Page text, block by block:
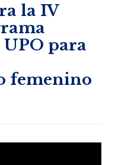
la IV
para
femenino